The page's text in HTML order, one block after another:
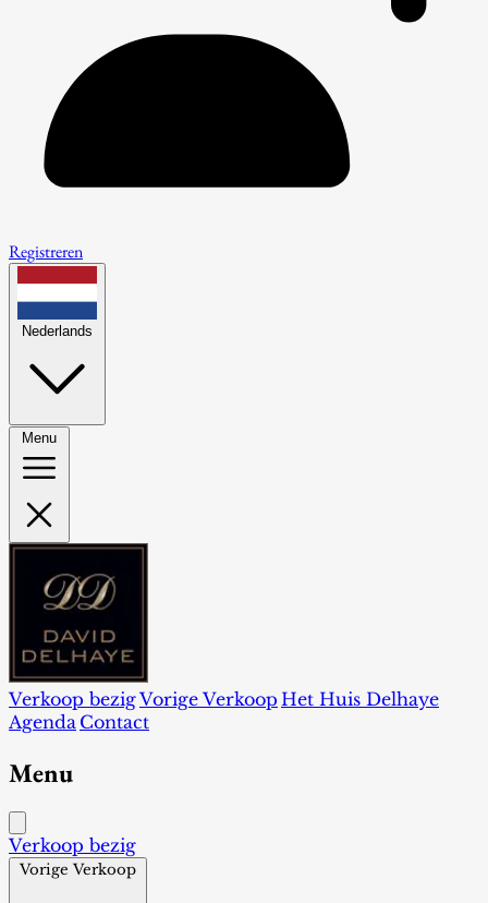
Registreren
Nederlands
Menu
Verkoop bezigVorige Verkoop Het Huis Delhaye
Agenda Contact
Menu
Verkoop bezig
Vorige Verkoop